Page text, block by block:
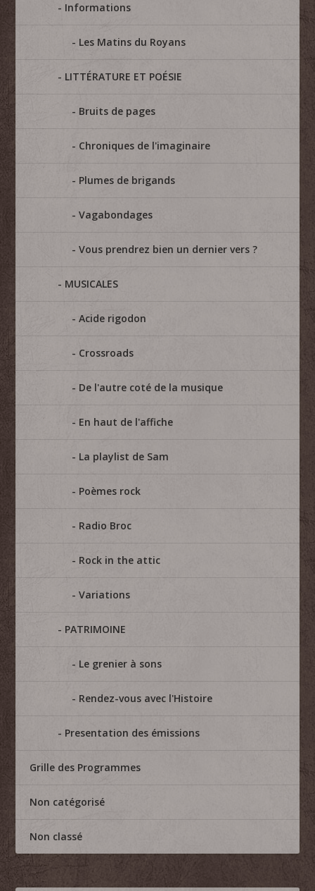
Informations
Les Matins du Royans
LITTÉRATURE ET POÉSIE
Bruits de pages
Chroniques de l'imaginaire
Plumes de brigands
Vagabondages
Vous prendrez bien un dernier vers ?
MUSICALES
Acide rigodon
Crossroads
De l'autre coté de la musique
En haut de l'affiche
La playlist de Sam
Poèmes rock
Radio Broc
Rock in the attic
Variations
PATRIMOINE
Le grenier à sons
Rendez-vous avec l'Histoire
Presentation des émissions
Grille des Programmes
Non catégorisé
Non classé